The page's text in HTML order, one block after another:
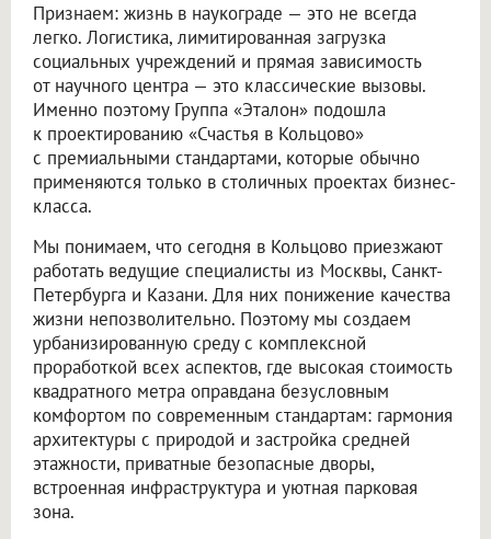
Признаем: жизнь в наукограде — это не всегда
легко. Логистика, лимитированная загрузка
социальных учреждений и прямая зависимость
от научного центра — это классические вызовы.
Именно поэтому Группа «Эталон» подошла
к проектированию «Счастья в Кольцово»
с премиальными стандартами, которые обычно
применяются только в столичных проектах бизнес-
класса.
Мы понимаем, что сегодня в Кольцово приезжают
работать ведущие специалисты из Москвы, Санкт-
Петербурга и Казани. Для них понижение качества
жизни непозволительно. Поэтому мы создаем
урбанизированную среду с комплексной
проработкой всех аспектов, где высокая стоимость
квадратного метра оправдана безусловным
комфортом по современным стандартам: гармония
архитектуры с природой и застройка средней
этажности, приватные безопасные дворы,
встроенная инфраструктура и уютная парковая
зона.